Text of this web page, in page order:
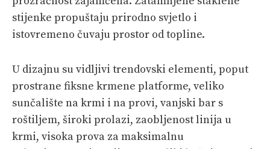
stijenke propuštaju prirodno svjetlo i
istovremeno čuvaju prostor od topline.
U dizajnu su vidljivi trendovski elementi, poput
prostrane fiksne krmene platforme, veliko
sunčalište na krmi i na provi, vanjski bar s
roštiljem, široki prolazi, zaobljenost linija u
krmi, visoka prova za maksimalnu